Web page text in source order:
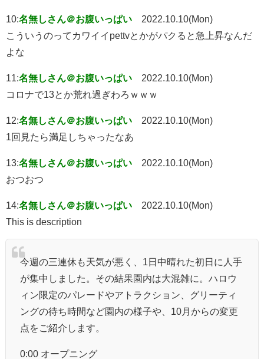
10:名無しさん＠お腹いっぱい
2022.10.10(Mon)
こういうのってカワイイpettvとかがパクると急上昇なんだ
よな
11:名無しさん＠お腹いっぱい
2022.10.10(Mon)
コロナで13とか荒れ過ぎわろｗｗｗ
12:名無しさん＠お腹いっぱい
2022.10.10(Mon)
1回見たら満足しちゃったなあ
13:名無しさん＠お腹いっぱい
2022.10.10(Mon)
おつおつ
14:名無しさん＠お腹いっぱい
2022.10.10(Mon)
This is description
今週の三連休も天気が悪く、1日中晴れた初日に人手
が集中しました。その結果園内は大混雑に。ハロウ
ィン限定のパレードやアトラクション、グリーティ
ングの待ち時間など園内の様子や、10月からの変更
点をご紹介します。
0:00 オープニング